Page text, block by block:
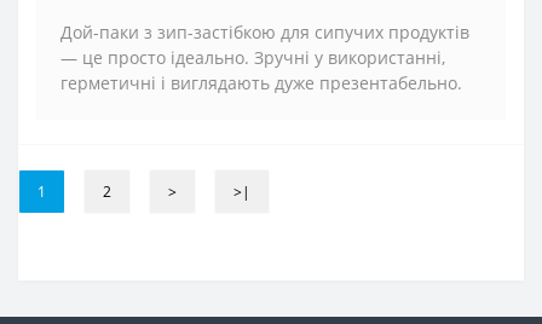
Дой-паки з зип-застібкою для сипучих продуктів
— це просто ідеально. Зручні у використанні,
герметичні і виглядають дуже презентабельно.
1 2 > >|